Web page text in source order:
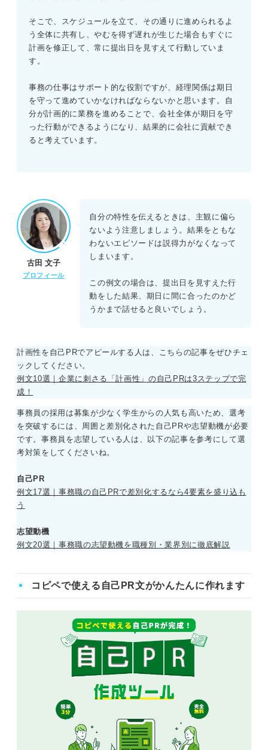
そこで、スケジュールを立て、その通りに進められるよ
う全体に共有し、やむを得ず遅れが生じた場合もすぐに
計画を修正して、常に提出日を見すえて行動していま
す。
事務の仕事はサポート的な役割ですが、経理関係は期日
を守って進めていかなければならないかと思います。自
分が計画的に業務を進めることで、会社全体が期日を守
った行動ができるようになり、結果的に会社に貢献でき
ると考えています。
古田 文子
プロフィール
自分の特性を伝えるときは、主観に偏ら
ないよう注意しましょう。結果をともな
わないエピソードは説得力がなくなって
しまいます。
この例文の場合は、提出日を見すえた行
動をした結果、期日に間に合ったのかど
うかまで話せると良いでしょう。
計画性を自己PRでアピールする人は、こちらの記事をぜひチェ
ックしてください。
例文10選｜企業に刺さる「計画性」の自己PRは3ステップで完
成！
事務員の採用は募集が少なく学生からの人気も高いため、選考
を突破するには、周囲と差別化された自己PRや志望動機が必要
です。事務員を志望している人は、以下の記事を参考にして選
考対策をしてくださいね。
自己PR
例文17選｜事務職の自己PRで差別化するなら4要素を盛り込も
う
志望動機
例文20選｜事務職の志望動機を職種別・業界別に徹底解説
コピペで使える自己PR文がかんたんに作れます